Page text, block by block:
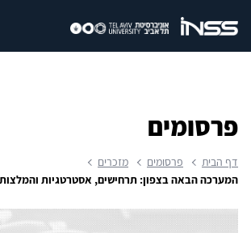
פרסומים
דף הבית פרסומים
מזכרים
המערכה הבאה בצפון: תרחישים, אסטרטגיות